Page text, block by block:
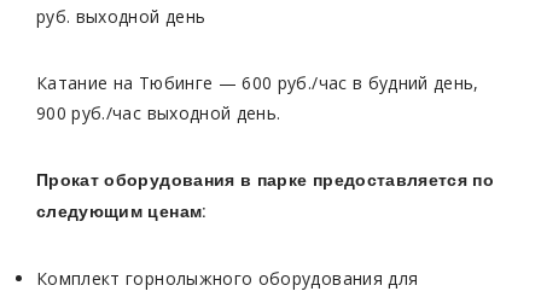
руб. выходной день
Катание на Тюбинге — 600 руб./час в будний день,
900 руб./час выходной день.
Прокат оборудования в парке предоставляется по
следующим ценам:
Комплект горнолыжного оборудования для